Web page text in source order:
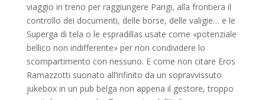
viaggio in tre­no per raggiungere Parigi, alla frontiera il
controllo dei documenti, delle borse, delle va­ligie… e le
Superga di tela o le espradillas usa­te come «potenziale
bellico non indifferen­te» per non condividere lo
scompartimento con nessuno. E come non citare Eros
Ramazzotti suonato all’infinito da un sopravvissu­to
jukebox in un pub belga non appena il ge­store, troppo